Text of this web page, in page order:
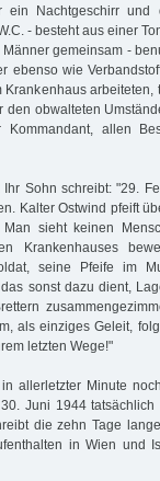
Nachtgeschirr und
- besteht aus einer
gemeinsam -
ebenso wie
arbeiteten,
obwalteten
allen
Sohn schreibt: "29.
Kalter Ostwind pfeift
sieht keinen
Krankenhauses
seine Pfeife im
sonst dazu dient,
als einziges Geleit,
letzten Wege!"
allerletzter Minute
Juni 1944 tatsächlich
die zehn Tage
in Wien und